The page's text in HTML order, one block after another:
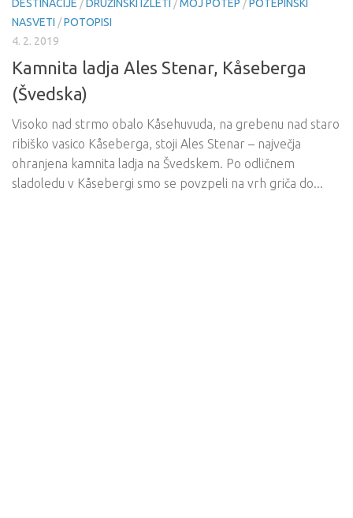
DESTINACIJE /DRUŽINSKI IZLETI /MOJ POTEP /POTEPINSKI
NASVETI /POTOPISI
4. 2. 2019
Kamnita ladja Ales Stenar, Kåseberga
(Švedska)
Visoko nad strmo obalo Kåsehuvuda, na grebenu nad staro
ribiško vasico Kåseberga, stoji Ales Stenar – največja
ohranjena kamnita ladja na Švedskem. Po odličnem
sladoledu v Kåsebergi smo se povzpeli na vrh griča do...